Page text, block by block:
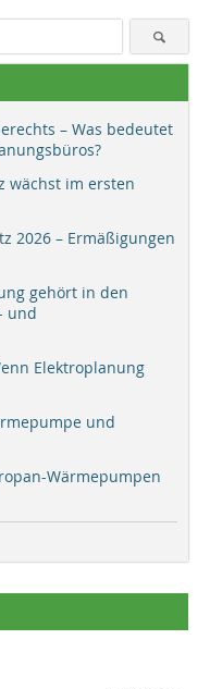
– Was bedeutet
wächst im ersten
2026 – Ermäßigungen
gehört in den
und
Elektroplanung
und
Wärmepumpen